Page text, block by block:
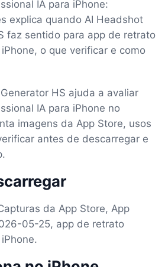
IA para iPhone:
explica quando AI Headshot
faz sentido para app de retrato
o que verificar e como
HS ajuda a avaliar
IA para iPhone no
imagens da App Store, usos
antes de descarregar e
da App Store, App
05-25, app de retrato